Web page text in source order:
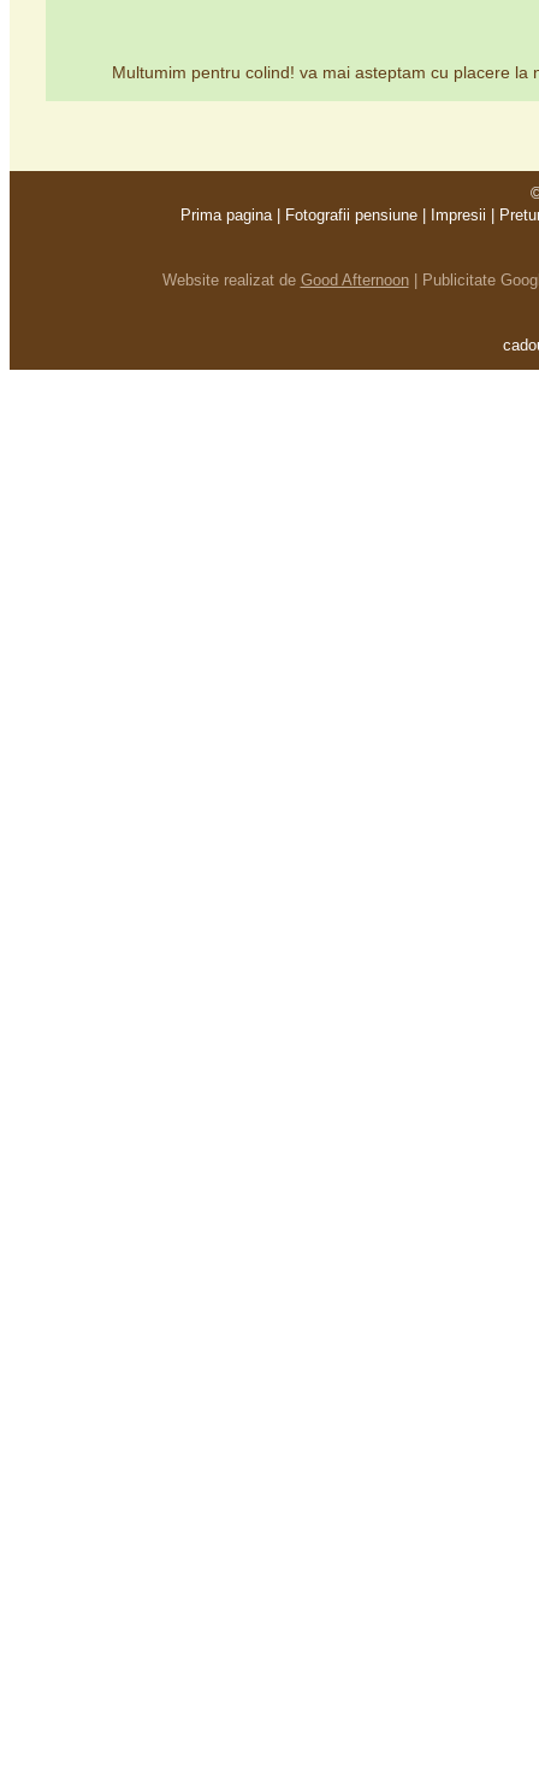
Multumim pentru colind! va mai asteptam cu placere la
Prima pagina | Fotografii pensiune | Impresii |
Website realizat de Good Afternoon| Publicitate